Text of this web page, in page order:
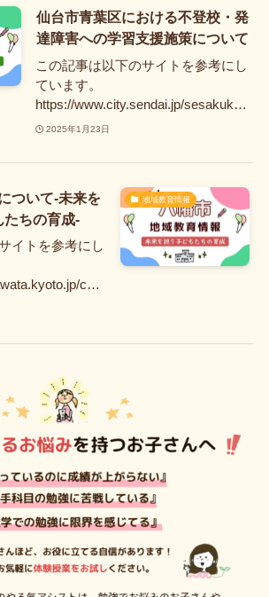
仙台市青葉区における不登校・発
達障害への学習支援施策について
この記事は以下のサイトを参考にし
ています。
https://www.city.sendai.jp/sesakuk…
2025年1月23日
地域教育情報
ついて-未来を
たちの育成-
イトを参考にし
c…